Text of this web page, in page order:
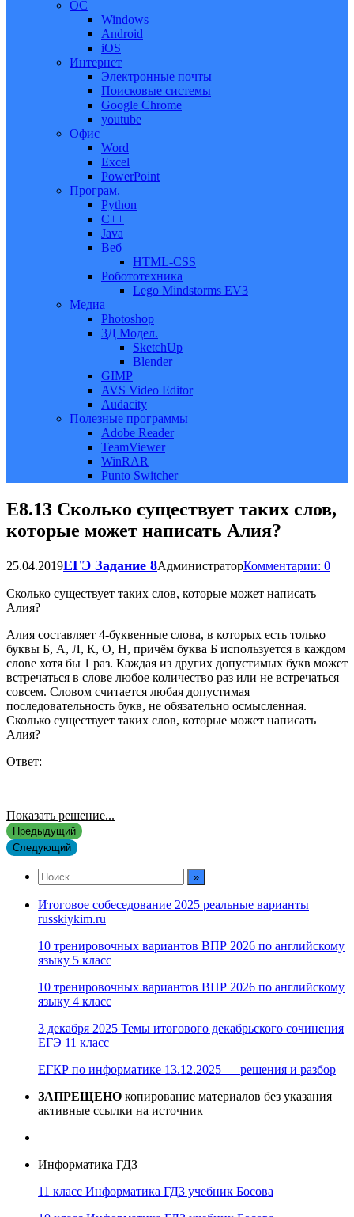
ОС
Windows
Android
iOS
Интернет
Электронные почты
Поисковые системы
Google Chrome
youtube
Офис
Word
Excel
PowerPoint
Програм.
Python
C++
Java
Веб
HTML-CSS
Робототехника
Lego Mindstorms EV3
Медиа
Photoshop
3Д Модел.
SketchUp
Blender
GIMP
AVS Video Editor
Audacity
Полезные программы
Adobe Reader
TeamViewer
WinRAR
Punto Switcher
Е8.13 Сколько существует таких слов,
которые может написать Алия?
25.04.2019ЕГЭ Задание 8АдминистраторКомментарии: 0
Сколько существует таких слов, которые может написать
Алия?
Алия составляет 4-буквенные слова, в которых есть только
буквы Б, А, Л, К, О, Н, причём буква Б используется в каждом
слове хотя бы 1 раз. Каждая из других допустимых букв может
встречаться в слове любое количество раз или не встречаться
совсем. Словом считается любая допустимая
последовательность букв, не обязательно осмысленная.
Сколько существует таких слов, которые может написать
Алия?
Ответ:
Показать решение...
Предыдущий
Следующий
Итоговое собеседование 2025 реальные варианты
russkiykim.ru
10 тренировочных вариантов ВПР 2026 по английскому
языку 5 класс
10 тренировочных вариантов ВПР 2026 по английскому
языку 4 класс
3 декабря 2025 Темы итогового декабрьского сочинения
ЕГЭ 11 класс
ЕГКР по информатике 13.12.2025 — решения и разбор
ЗАПРЕЩЕНО копирование материалов без указания
активные ссылки на источник
Информатика ГДЗ
11 класс Информатика ГДЗ учебник Босова